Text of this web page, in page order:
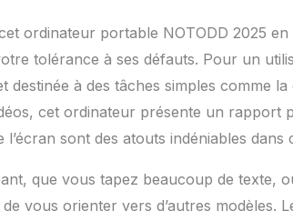
ordinateur portable NOTODD 2025
tolérance à ses défauts. Pour un
destinée à des tâches simples comme
cet ordinateur présente un rapport
sont des atouts indéniables dans
que vous tapez beaucoup de texte,
vous orienter vers d’autres modèles.